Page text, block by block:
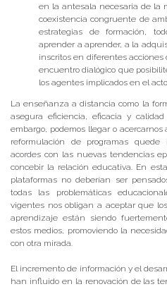
en la antesala necesaria de la
coexistencia congruente de
estrategias de formación,
aprender a aprender, a la
inscritos en diferentes
encuentro dialógico que
los agentes implicados en el
La enseñanza a distancia como la
asegura eficiencia, eficacia y
embargo, podemos llegar o
reformulación de programas quede
acordes con las nuevas tendencias
concebir la relación educativa. En
plataformas no deberían ser
todas las problemáticas
vigentes nos obligan a aceptar que
aprendizaje están siendo
estos medios, promoviendo la
con otra mirada.
El incremento de información y el
han influido en la renovación de las